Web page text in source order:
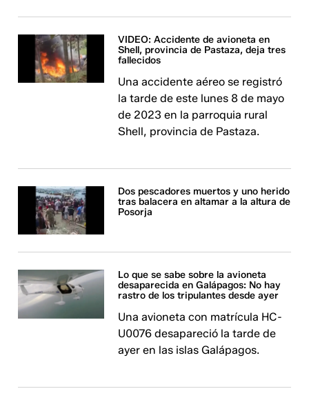
VIDEO: Accidente de avioneta en
Shell, provincia de Pastaza, deja tres
fallecidos
Una accidente aéreo se registró
la tarde de este lunes 8 de mayo
de 2023 en la parroquia rural
Shell, provincia de Pastaza.
Dos pescadores muertos y uno herido
tras balacera en altamar a la altura de
Posorja
Lo que se sabe sobre la avioneta
desaparecida en Galápagos: No hay
rastro de los tripulantes desde ayer
Una avioneta con matrícula HC-
U0076 desapareció la tarde de
ayer en las islas Galápagos.